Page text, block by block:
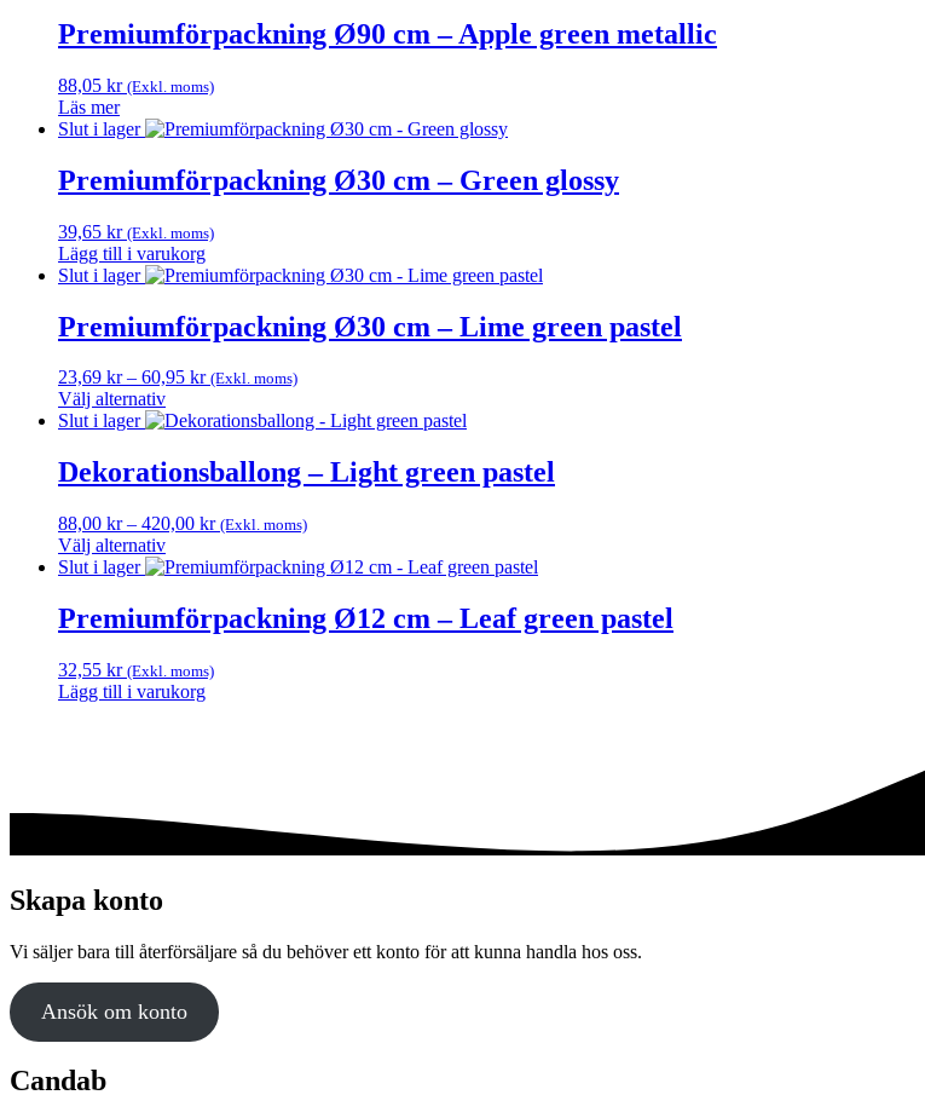
Premiumförpackning Ø90 cm – Apple green metallic
88,05 kr (Exkl. moms)
Läs mer
Slut i lager
Premiumförpackning Ø30 cm – Green glossy
39,65 kr (Exkl. moms)
Lägg till i varukorg
Slut i lager
Premiumförpackning Ø30 cm – Lime green pastel
23,69 kr – 60,95 krPrisintervall:
till
(Exkl. moms)
Välj alternativ
Den
produkten
har
varianter.
De
olika
kan
väljas
på
produktsidan
Slut i lager
Dekorationsballong – Light green pastel
88,00 kr – 420,00 krPrisintervall:
till
(Exkl. moms)
Välj alternativ
Den
produkten
har
varianter.
De
produktsidan
Slut i lager
Premiumförpackning Ø12 cm – Leaf green pastel
32,55 kr (Exkl. moms)
Lägg till i varukorg
Skapa konto
Vi säljer bara till återförsäljare så du behöver ett konto för att kunna handla hos oss.
Ansök om konto
Candab